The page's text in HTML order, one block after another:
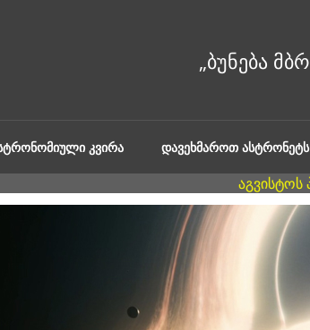
ᲙᲕᲘᲠᲐ ᲓᲐᲕᲔᲮᲛᲐᲠᲝᲗ ᲐᲡᲢᲠᲝᲜᲔᲢᲡ